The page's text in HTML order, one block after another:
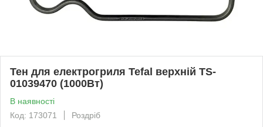
Тен для електрогриля Tefal верхній TS-
01039470 (1000Вт)
В наявності
Код: 173071
Роздріб